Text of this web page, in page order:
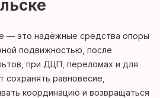
— это надёжные средства опоры
подвижностью, после
при ДЦП, переломах и для
равновесие,
координацию и возвращаться